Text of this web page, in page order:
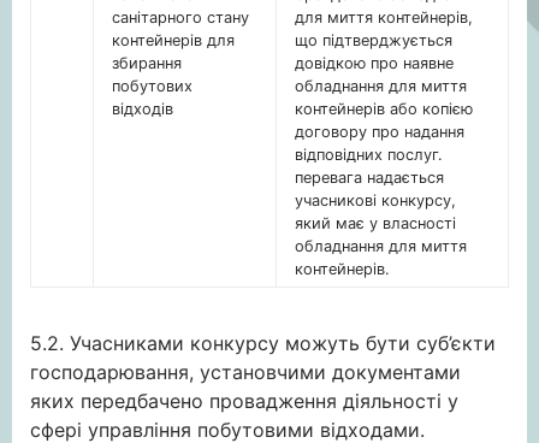
санітарного стану
контейнерів для
збирання
побутових
відходів
для миття контейнерів,
що підтверджується
довідкою про наявне
обладнання для миття
контейнерів або копією
договору про надання
відповідних послуг.
перевага надається
учасникові конкурсу,
який має у власності
обладнання для миття
контейнерів.
5.2. Учасниками конкурсу можуть бути суб’єкти
господарювання, установчими документами
яких передбачено провадження діяльності у
сфері управління побутовими відходами.